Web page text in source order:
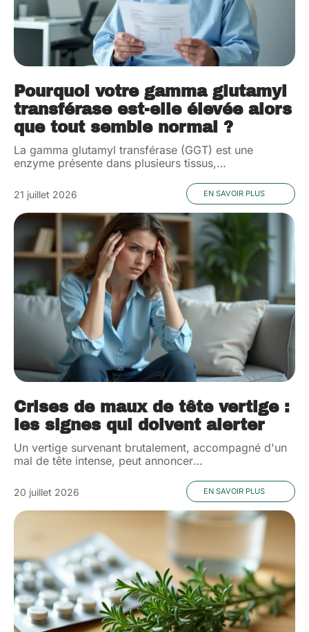
Pourquoi votre gamma glutamyl
transférase est-elle élevée alors
que tout semble normal ?
La gamma glutamyl transférase (GGT) est une
enzyme présente dans plusieurs tissus,…
21 juillet 2026 EN SAVOIR PLUS
Crises de maux de tête vertige :
les signes qui doivent alerter
Un vertige survenant brutalement, accompagné d'un
mal de tête intense, peut annoncer…
20 juillet 2026 EN SAVOIR PLUS